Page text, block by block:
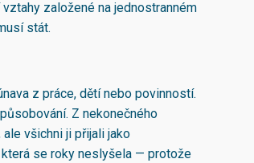
založené na jednostranném
stát.
z práce, dětí nebo povinností.
Z nekonečného
všichni ji přijali jako
která se roky neslyšela — protože